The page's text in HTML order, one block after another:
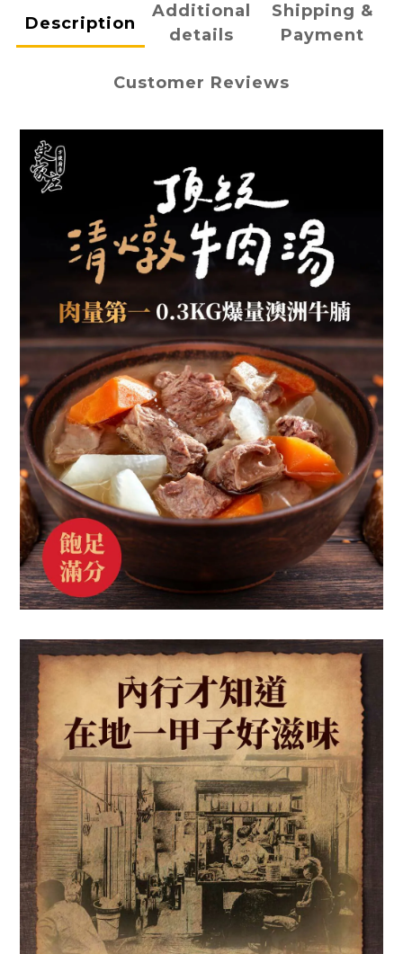
Description
Additional
details
Shipping &
Payment
Customer Reviews